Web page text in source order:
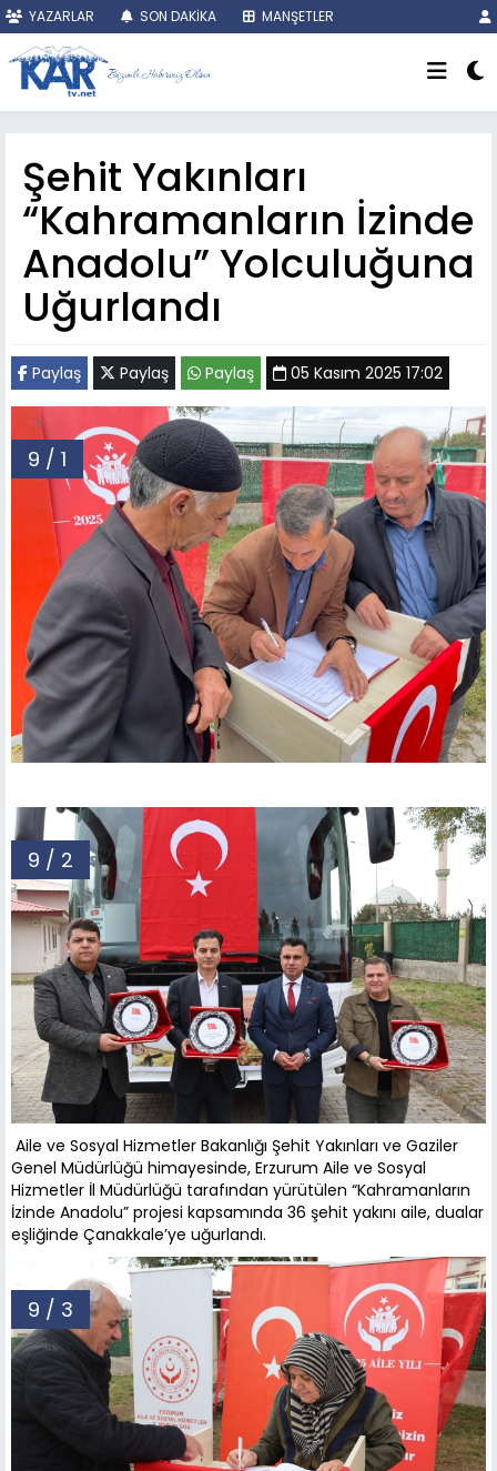
YAZARLAR SON DAKİKA MANŞETLER
Şehit Yakınları
“Kahramanların İzinde
Anadolu” Yolculuğuna
Uğurlandı
Paylaş Paylaş Paylaş 05 Kasım 2025 17:02
9 / 1
9 / 2
Aile ve Sosyal Hizmetler Bakanlığı Şehit Yakınları ve Gaziler
Genel Müdürlüğü himayesinde, Erzurum Aile ve Sosyal
Hizmetler İl Müdürlüğü tarafından yürütülen “Kahramanların
İzinde Anadolu” projesi kapsamında 36 şehit yakını aile, dualar
eşliğinde Çanakkale’ye uğurlandı.
9 / 3